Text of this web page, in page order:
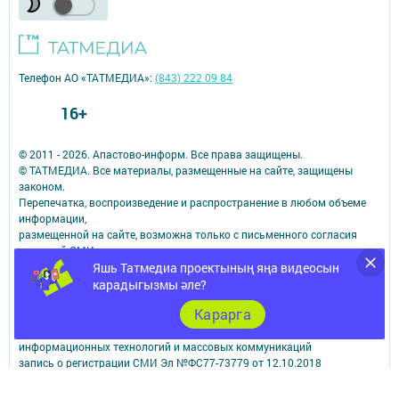
Яшь Татмедиа проектының яңа видеосын
карадыгызмы әле?
Карарга
© 2011 - 2026. Апастово-информ. Все права защищены.
© ТАТМЕДИА. Все материалы, размещенные на сайте, защищены
законом.
Перепечатка, воспроизведение и распространение в любом объеме
информации,
размещенной на сайте, возможна только с письменного согласия
редакций СМИ.
При поддержке Республиканского агентства по печати и массовым
коммуникациям.
Наименование СМИ: Апастово-информ
СМИ зарегистрировано Федеральной службой по надзору в сфере
информационных технологий и массовых коммуникаций
запись о регистрации СМИ Эл №ФС77-73779 от 12.10.2018
Телефон АО «ТАТМЕДИА»:(843) 222 09 84
16+